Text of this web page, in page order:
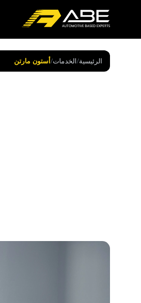
الرئيسية/الخدمات/أستون مارتن